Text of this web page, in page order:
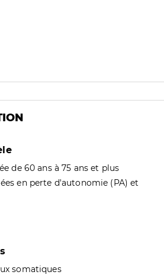
de 60 ans à 75 ans et plus
en perte d'autonomie (PA) et
somatiques